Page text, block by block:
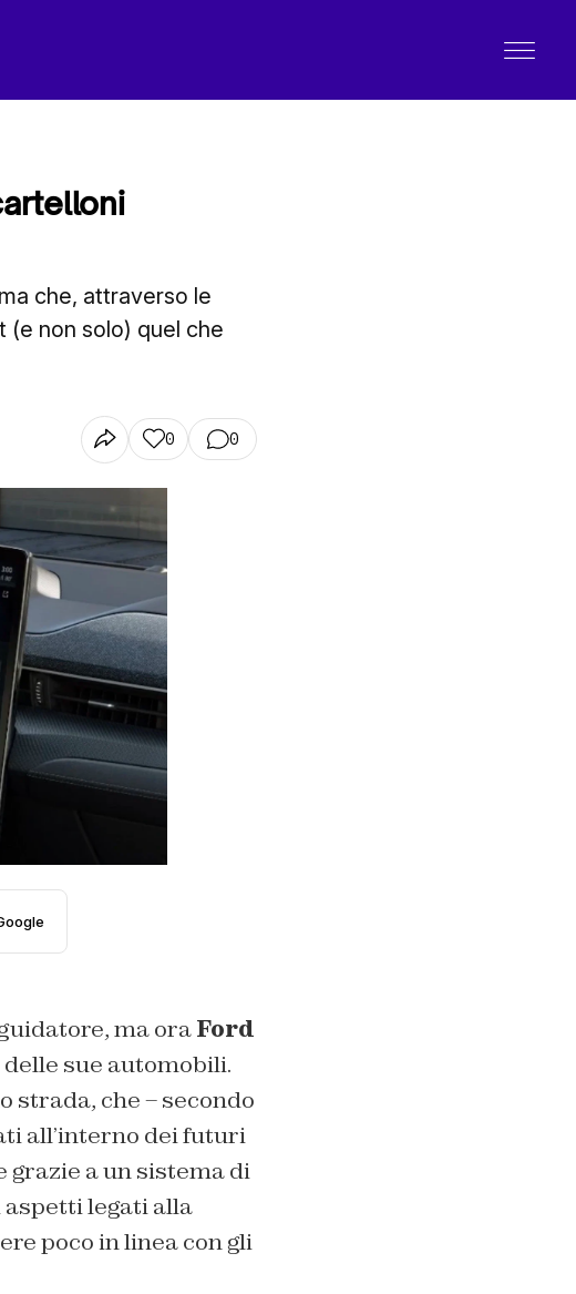
che, attraverso le
non solo) quel che
0 0
ma oraFord
sue automobili.
che – secondo
all’interno dei futuri
a un sistema di
legati alla
poco in linea con gli